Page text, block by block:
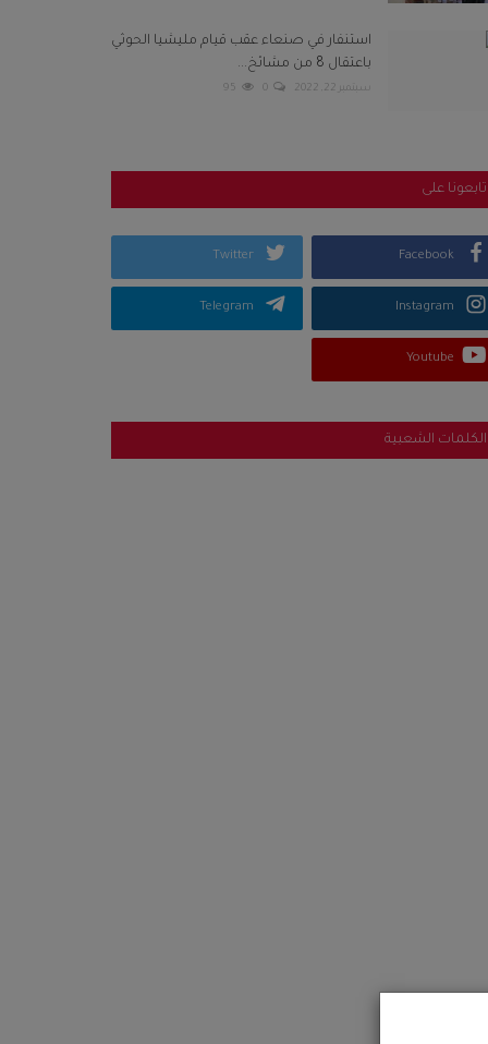
استنفار في صنعاء عقب قيام مليشيا الحوثي
باعتقال 8 من مشائخ...
سبتمبر 22, 2022 0
95
تابعونا على
Facebook
Twitter
Instagram
Telegram
Youtube
الكلمات الشعبية